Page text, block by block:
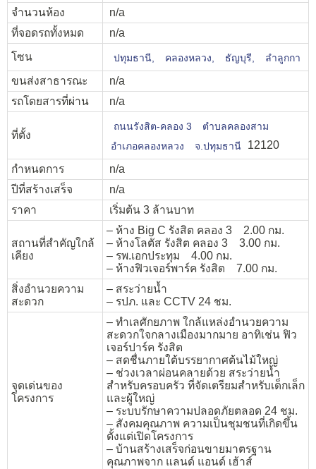
จำนวนห้อง
n/a
ที่จอดรถทั้งหมด
n/a
โซน
ปทุมธานี, คลองหลวง, ธัญบุรี, ลำลูกกา
ขนส่งสาธารณะ
n/a
รถโดยสารที่ผ่าน
n/a
ที่ตั้ง
ถนนรังสิต-คลอง 3
ตำบลคลองสาม
อำเภอคลองหลวง
จ.ปทุมธานี
12120
กำหนดการ
n/a
ปีที่สร้างเสร็จ
n/a
ราคา
เริ่มต้น 3 ล้านบาท
สถานที่สำคัญใกล้
เคียง
– ห้าง Big C รังสิต คลอง 3 2.00 กม.
– ห้างโลตัส รังสิต คลอง 3 3.00 กม.
– รพ.เอกประทุม 4.00 กม.
– ห้างฟิวเจอร์พาร์ค รังสิต 7.00 กม.
สิ่งอำนวยความ
สะดวก
– สระว่ายน้ำ
– รปภ. และ CCTV 24 ชม.
จุดเด่นของ
โครงการ
– ทำเลศักยภาพ ใกล้แหล่งอำนวยความ
สะดวกใจกลางเมืองมากมาย อาทิเช่น ฟิว
เจอร์ปาร์ค รังสิต
– สดชื่นภายใต้บรรยากาศต้นไม้ใหญ่
– ช่วงเวลาผ่อนคลายด้วย สระว่ายน้ำ
สำหรับครอบครัว ที่จัดเตรียมสำหรับเด็กเล็ก
และผู้ใหญ่
– ระบบรักษาความปลอดภัยตลอด 24 ชม.
– สังคมคุณภาพ ความเป็นชุมชนที่เกิดขึ้น
ตั้งแต่เปิดโครงการ
– บ้านสร้างเสร็จก่อนขายมาตรฐาน
คุณภาพจาก แลนด์ แอนด์ เฮ้าส์